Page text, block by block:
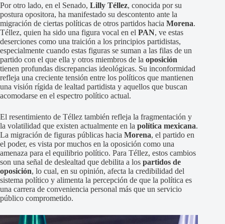
Por otro lado, en el Senado, Lilly Téllez, conocida por su
postura opositora, ha manifestado su descontento ante la
migración de ciertas políticas de otros partidos hacia Morena.
Téllez, quien ha sido una figura vocal en el PAN, ve estas
deserciones como una traición a los principios partidistas,
especialmente cuando estas figuras se suman a las filas de un
partido con el que ella y otros miembros de la oposición
tienen profundas discrepancias ideológicas. Su inconformidad
refleja una creciente tensión entre los políticos que mantienen
una visión rígida de lealtad partidista y aquellos que buscan
acomodarse en el espectro político actual.
El resentimiento de Téllez también refleja la fragmentación y
la volatilidad que existen actualmente en la política mexicana.
La migración de figuras públicas hacia Morena, el partido en
el poder, es vista por muchos en la oposición como una
amenaza para el equilibrio político. Para Téllez, estos cambios
son una señal de deslealtad que debilita a los partidos de
oposición, lo cual, en su opinión, afecta la credibilidad del
sistema político y alimenta la percepción de que la política es
una carrera de conveniencia personal más que un servicio
público comprometido.